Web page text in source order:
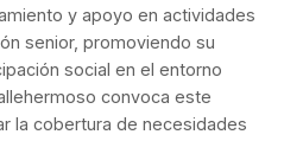
y apoyo en actividades
senior, promoviendo su
social en el entorno
convoca este
la cobertura de necesidades